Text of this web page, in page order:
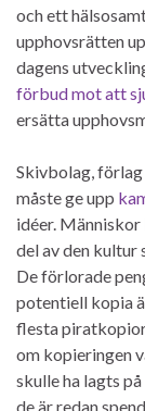
och ett
upphovsrätten
dagens
förbud mot att
ersätta
Skivbolag,
måste ge upp
idéer.
del av den kultur
De förlorade
potentiell kopia
flesta
om kopieringen
skulle ha lagts
de är redan